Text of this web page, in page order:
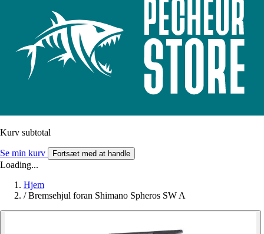
Kurv subtotal
Se min kurv Fortsæt med at handle
Loading...
Hjem
/ Bremsehjul foran Shimano Spheros SW A